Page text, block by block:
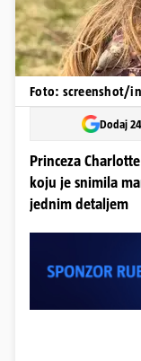
Foto: screenshot/
Dodaj
Princeza
koju je snimila
jednim detaljem